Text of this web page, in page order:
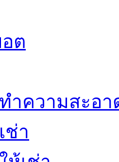
ต
ำความสะอา
ช่า